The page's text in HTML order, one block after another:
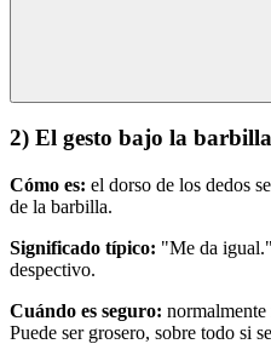
2) El gesto bajo la
Cómo es: el dorso de los dedos
de la barbilla.
Significado típico: "Me da
despectivo.
Cuándo es seguro: normalmente
Puede ser grosero, sobre todo si